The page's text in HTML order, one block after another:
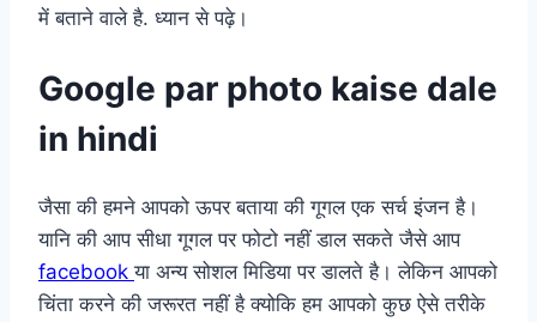
में बताने वाले है. ध्यान से पढ़े।
Google par photo kaise dale
in hindi
जैसा की हमने आपको ऊपर बताया की गूगल एक सर्च इंजन है।
यानि की आप सीधा गूगल पर फोटो नहीं डाल सकते जैसे आप
facebookया अन्य सोशल मिडिया पर डालते है। लेकिन आपको
चिंता करने की जरूरत नहीं है क्योकि हम आपको कुछ ऐसे तरीके